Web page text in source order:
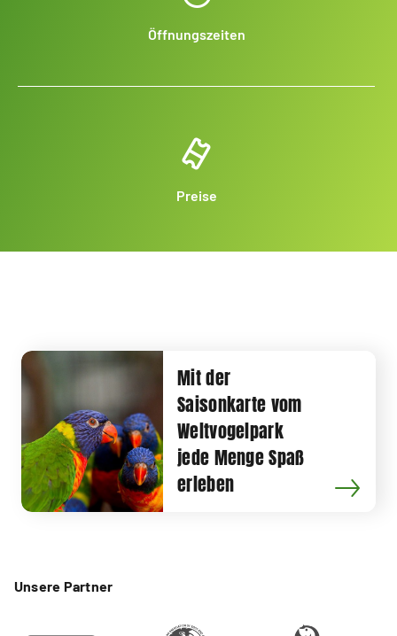
Öffnungszeiten
Preise
Mit der
Saisonkarte vom
Weltvogelpark
jede Menge Spaß
erleben
Unsere Partner